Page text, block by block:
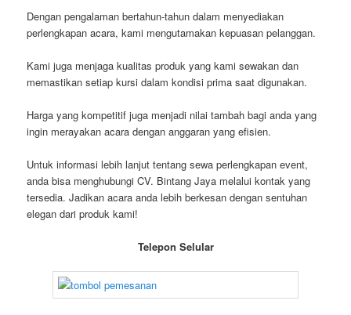
Dengan pengalaman bertahun-tahun dalam menyediakan
perlengkapan acara, kami mengutamakan kepuasan pelanggan.
Kami juga menjaga kualitas produk yang kami sewakan dan
memastikan setiap kursi dalam kondisi prima saat digunakan.
Harga yang kompetitif juga menjadi nilai tambah bagi anda yang
ingin merayakan acara dengan anggaran yang efisien.
Untuk informasi lebih lanjut tentang sewa perlengkapan event,
anda bisa menghubungi CV. Bintang Jaya melalui kontak yang
tersedia. Jadikan acara anda lebih berkesan dengan sentuhan
elegan dari produk kami!
Telepon Selular